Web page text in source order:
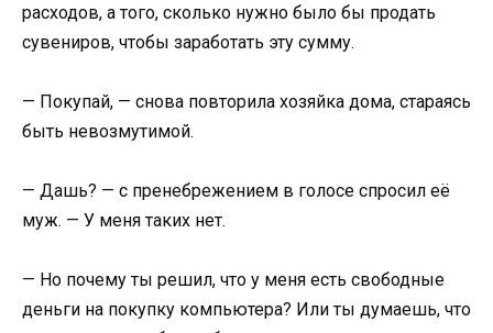
расходов, а того, сколько нужно было бы продать
сувениров, чтобы заработать эту сумму.
— Покупай, — снова повторила хозяйка дома, стараясь
быть невозмутимой.
— Дашь? — с пренебрежением в голосе спросил её
муж. — У меня таких нет.
— Но почему ты решил, что у меня есть свободные
деньги на покупку компьютера? Или ты думаешь, что